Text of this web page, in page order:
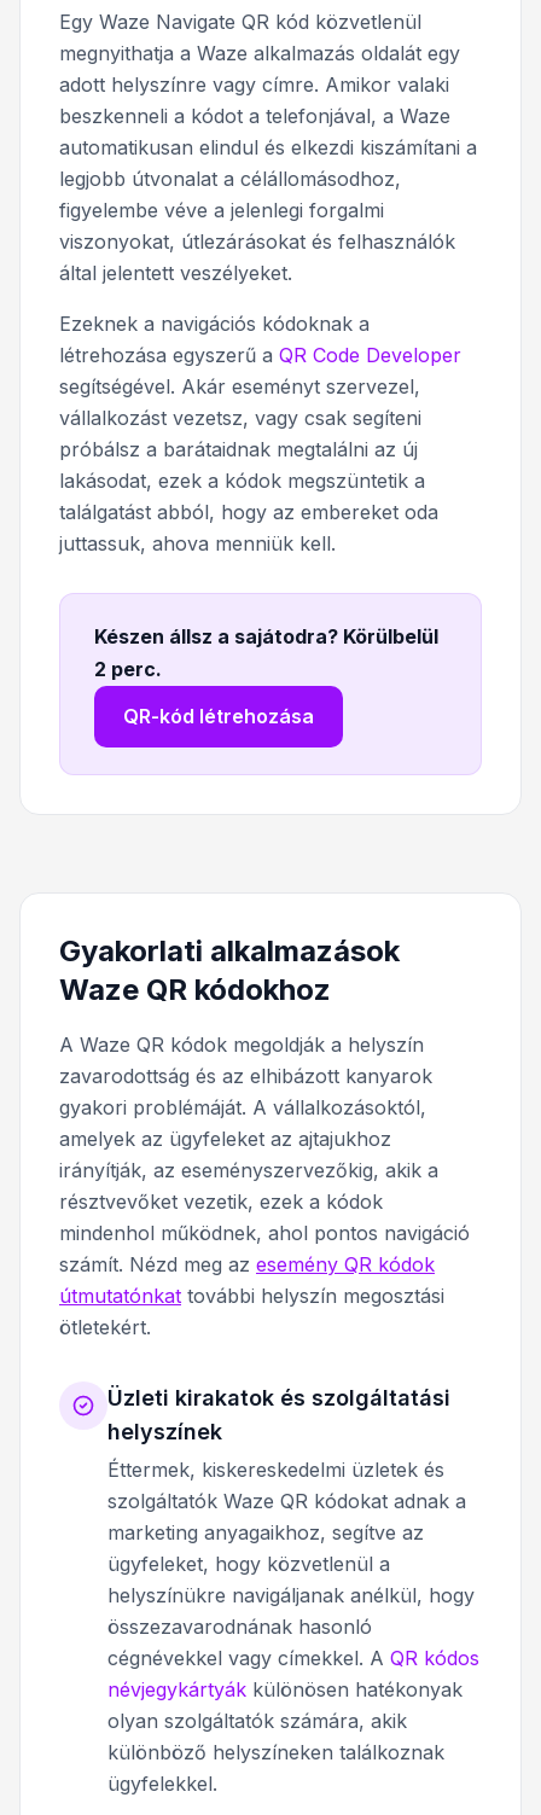
Egy Waze Navigate QR kód közvetlenül
megnyithatja a Waze alkalmazás oldalát egy
adott helyszínre vagy címre. Amikor valaki
beszkenneli a kódot a telefonjával, a Waze
automatikusan elindul és elkezdi kiszámítani a
legjobb útvonalat a célállomásodhoz,
figyelembe véve a jelenlegi forgalmi
viszonyokat, útlezárásokat és felhasználók
által jelentett veszélyeket.
Ezeknek a navigációs kódoknak a
létrehozása egyszerű a QR Code Developer
segítségével. Akár eseményt szervezel,
vállalkozást vezetsz, vagy csak segíteni
próbálsz a barátaidnak megtalálni az új
lakásodat, ezek a kódok megszüntetik a
találgatást abból, hogy az embereket oda
juttassuk, ahova menniük kell.
Készen állsz a sajátodra? Körülbelül
2 perc.
QR-kód létrehozása
Gyakorlati alkalmazások
Waze QR kódokhoz
A Waze QR kódok megoldják a helyszín
zavarodottság és az elhibázott kanyarok
gyakori problémáját. A vállalkozásoktól,
amelyek az ügyfeleket az ajtajukhoz
irányítják, az eseményszervezőkig, akik a
résztvevőket vezetik, ezek a kódok
mindenhol működnek, ahol pontos navigáció
számít. Nézd meg az esemény QR kódok
útmutatónkat további helyszín megosztási
ötletekért.
Üzleti kirakatok és szolgáltatási
helyszínek
Éttermek, kiskereskedelmi üzletek és
szolgáltatók Waze QR kódokat adnak a
marketing anyagaikhoz, segítve az
ügyfeleket, hogy közvetlenül a
helyszínükre navigáljanak anélkül, hogy
összezavarodnának hasonló
cégnévekkel vagy címekkel. A QR kódos
névjegykártyák különösen hatékonyak
olyan szolgáltatók számára, akik
különböző helyszíneken találkoznak
ügyfelekkel.